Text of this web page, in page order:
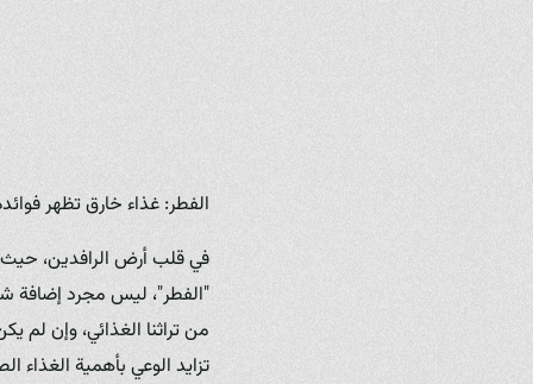
الفطر: غذاء خارق تظهر
في قلب أرض الرافدين، حيث
"الفطر"، ليس مجرد إضافة
من تراثنا الغذائي، وإن لم
تزايد الوعي بأهمية الغذاء